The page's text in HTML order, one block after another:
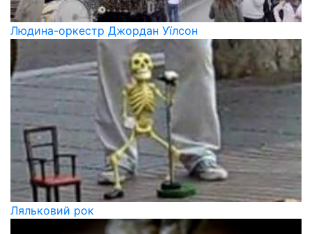
Людина-оркестр Джордан Уїлсон
Ляльковий рок